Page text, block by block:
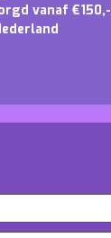
vanaf €150,-